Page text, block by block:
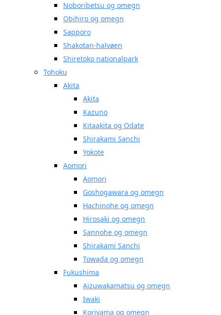
Noboribetsu og omegn
Obihiro og omegn
Sapporo
Shakotan-halvøen
Shiretoko nationalpark
Tohoku
Akita
Akita
Kazuno
Kitaakita og Odate
Shirakami Sanchi
Yokote
Aomori
Aomori
Goshogawara og omegn
Hachinohe og omegn
Hirosaki og omegn
Sannohe og omegn
Shirakami Sanchi
Towada og omegn
Fukushima
Aizuwakamatsu og omegn
Iwaki
Koriyama og omegn